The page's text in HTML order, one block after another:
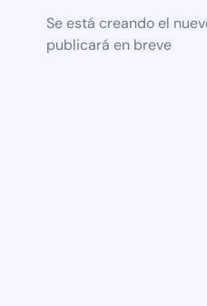
Se está creando el
publicará en breve